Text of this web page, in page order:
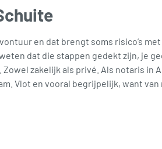
en dat brengt soms risico’s
dat die stappen gedekt zijn, je
zakelijk als privé. Als notaris in
Vlot en vooral begrijpelijk, want